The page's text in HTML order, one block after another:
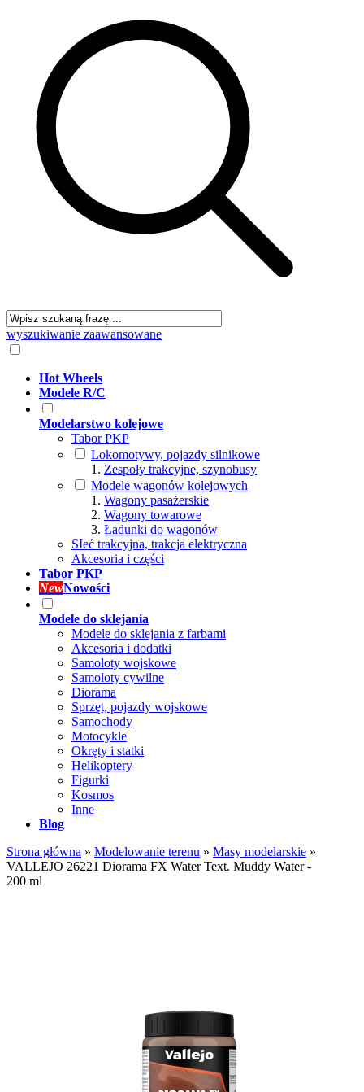
wyszukiwanie zaawansowane
Hot Wheels
Modele R/C
Modelarstwo kolejowe
Tabor PKP
Lokomotywy, pojazdy silnikowe
Zespoły trakcyjne, szynobusy
Modele wagonów kolejowych
Wagony pasażerskie
Wagony towarowe
Ładunki do wagonów
SIeć trakcyjna, trakcja elektryczna
Akcesoria i części
Tabor PKP
NewNowości
Modele do sklejania
Modele do sklejania z farbami
Akcesoria i dodatki
Samoloty wojskowe
Samoloty cywilne
Diorama
Sprzęt, pojazdy wojskowe
Samochody
Motocykle
Okręty i statki
Helikoptery
Figurki
Kosmos
Inne
Blog
Strona główna » Modelowanie terenu » Masy modelarskie »
VALLEJO 26221 Diorama FX Water Text. Muddy Water -
200 ml